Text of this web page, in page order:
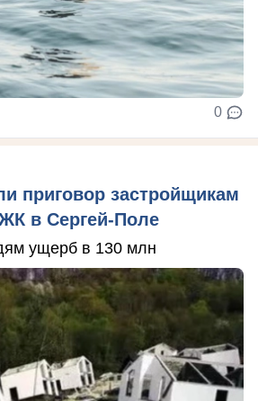
0
приговор застройщикам
в Сергей-Поле
ущерб в 130 млн